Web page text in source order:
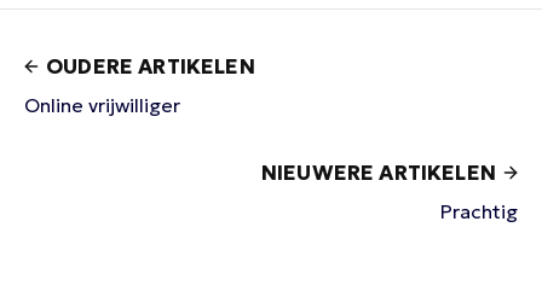
OUDERE ARTIKELEN
Online vrijwilliger
NIEUWERE ARTIKELEN
Prachtig